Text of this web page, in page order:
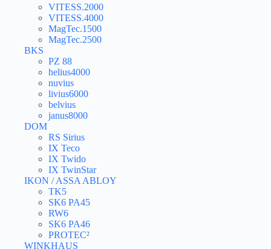
VITESS.2000
VITESS.4000
MagTec.1500
MagTec.2500
BKS
PZ 88
helius4000
nuvius
livius6000
belvius
janus8000
DOM
RS Sirius
IX Teco
IX Twido
IX TwinStar
IKON / ASSA ABLOY
TK5
SK6 PA45
RW6
SK6 PA46
PROTEC²
WINKHAUS